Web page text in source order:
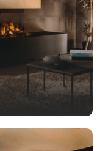
800/500